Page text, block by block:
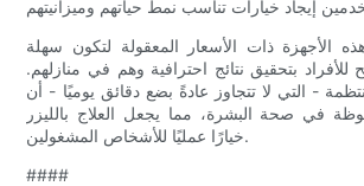
الأجهزة ذات الأسعار المعقولة لتكون سهلة
للأفراد بتحقيق نتائج احترافية وهم في منازلهم.
- التي لا تتجاوز عادةً بضع دقائق يوميًا - أن
في صحة البشرة، مما يجعل العلاج بالليزر
خيارًا عمليًا للأشخاص المشغولين.
####